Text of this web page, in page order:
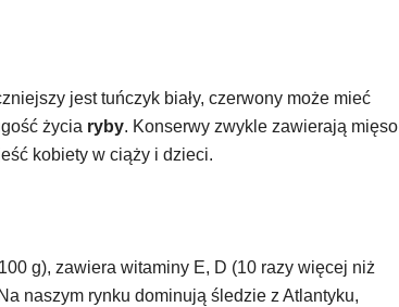
jest tuńczyk biały, czerwony może mieć
życia ryby. Konserwy zwykle zawierają mięso
kobiety w ciąży i dzieci.
g), zawiera witaminy E, D (10 razy więcej niż
naszym rynku dominują śledzie z Atlantyku,